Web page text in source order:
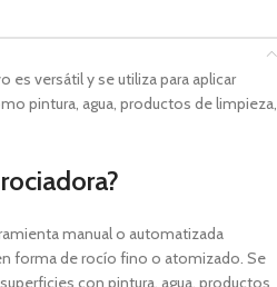
es versátil y se utiliza para aplicar
pintura, agua, productos de limpieza,
manual o automatizada
forma de rocío fino o atomizado. Se
con pintura, agua, productos